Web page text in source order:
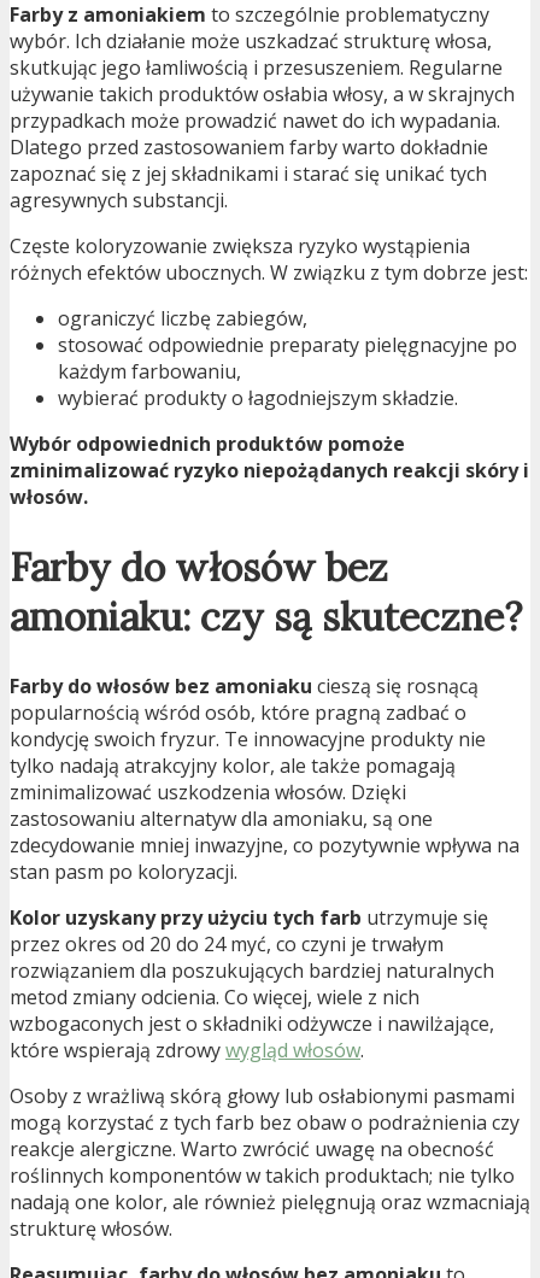
Farby z amoniakiem to szczególnie problematyczny
wybór. Ich działanie może uszkadzać strukturę włosa,
skutkując jego łamliwością i przesuszeniem. Regularne
używanie takich produktów osłabia włosy, a w skrajnych
przypadkach może prowadzić nawet do ich wypadania.
Dlatego przed zastosowaniem farby warto dokładnie
zapoznać się z jej składnikami i starać się unikać tych
agresywnych substancji.
Częste koloryzowanie zwiększa ryzyko wystąpienia
różnych efektów ubocznych. W związku z tym dobrze jest:
ograniczyć liczbę zabiegów,
stosować odpowiednie preparaty pielęgnacyjne po
każdym farbowaniu,
wybierać produkty o łagodniejszym składzie.
Wybór odpowiednich produktów pomoże
zminimalizować ryzyko niepożądanych reakcji skóry i
włosów.
Farby do włosów bez
amoniaku: czy są skuteczne?
Farby do włosów bez amoniaku cieszą się rosnącą
popularnością wśród osób, które pragną zadbać o
kondycję swoich fryzur. Te innowacyjne produkty nie
tylko nadają atrakcyjny kolor, ale także pomagają
zminimalizować uszkodzenia włosów. Dzięki
zastosowaniu alternatyw dla amoniaku, są one
zdecydowanie mniej inwazyjne, co pozytywnie wpływa na
stan pasm po koloryzacji.
Kolor uzyskany przy użyciu tych farb utrzymuje się
przez okres od 20 do 24 myć, co czyni je trwałym
rozwiązaniem dla poszukujących bardziej naturalnych
metod zmiany odcienia. Co więcej, wiele z nich
wzbogaconych jest o składniki odżywcze i nawilżające,
które wspierają zdrowywygląd włosów.
Osoby z wrażliwą skórą głowy lub osłabionymi pasmami
mogą korzystać z tych farb bez obaw o podrażnienia czy
reakcje alergiczne. Warto zwrócić uwagę na obecność
roślinnych komponentów w takich produktach; nie tylko
nadają one kolor, ale również pielęgnują oraz wzmacniają
strukturę włosów.